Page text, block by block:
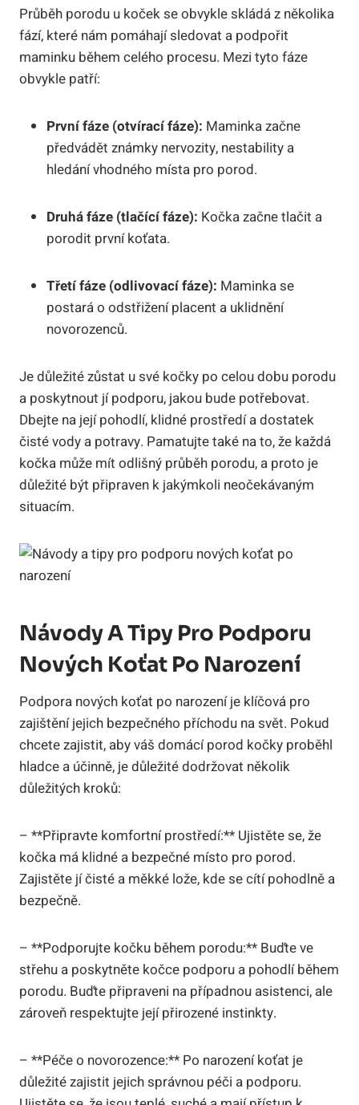
Průběh porodu u koček se obvykle skládá z několika
fází, které nám pomáhají sledovat a podpořit
maminku během celého procesu. Mezi tyto fáze
obvykle patří:
První fáze (otvírací fáze): Maminka začne
předvádět známky nervozity, nestability a
hledání vhodného místa pro porod.
Druhá fáze (tlačící fáze): Kočka začne tlačit a
porodit první koťata.
Třetí fáze (odlivovací fáze): Maminka se
postará o odstřižení placent a uklidnění
novorozenců.
Je důležité zůstat u své kočky po celou dobu porodu
a poskytnout jí podporu, jakou bude potřebovat.
Dbejte na její pohodlí, klidné prostředí a dostatek
čisté vody a potravy. Pamatujte také na to, že každá
kočka může mít odlišný průběh porodu, a proto je
důležité být připraven k jakýmkoli neočekávaným
situacím.
Návody A Tipy Pro Podporu
Nových Koťat Po Narození
Podpora nových koťat po narození je klíčová pro
zajištění jejich bezpečného příchodu na svět. Pokud
chcete zajistit, aby váš domácí porod kočky proběhl
hladce a účinně, je důležité dodržovat několik
důležitých kroků:
– **Připravte komfortní prostředí:** Ujistěte se, že
kočka má klidné a bezpečné místo pro porod.
Zajistěte jí čisté a měkké lože, kde se cítí pohodlně a
bezpečně.
– **Podporujte kočku během porodu:** Buďte ve
střehu a poskytněte kočce podporu a pohodlí během
porodu. Buďte připraveni na případnou asistenci, ale
zároveň respektujte její přirozené instinkty.
– **Péče o novorozence:** Po narození koťat je
důležité zajistit jejich správnou péči a podporu.